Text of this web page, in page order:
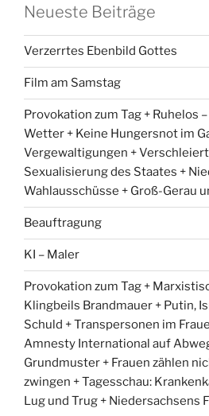
Neueste Beiträge
Verzerrtes Ebenbild Gottes
Film am Samstag
Provokation zum Tag + Ruhelos
Wetter + Keine Hungersnot im
Vergewaltigungen +
Sexualisierung des Staates +
Wahlausschüsse + Groß-Gerau
Beauftragung
KI – Maler
Provokation zum Tag +
Klingbeils Brandmauer + Putin,
Schuld + Transpersonen im
Amnesty International auf
Grundmuster + Frauen zählen
zwingen + Tagesschau:
Lug und Trug + Niedersachsens